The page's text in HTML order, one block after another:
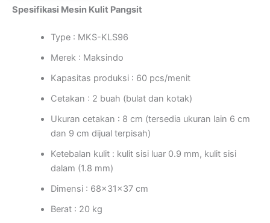
Spesifikasi Mesin Kulit Pangsit
Type : MKS-KLS96
Merek : Maksindo
Kapasitas produksi : 60 pcs/menit
Cetakan : 2 buah (bulat dan kotak)
Ukuran cetakan : 8 cm (tersedia ukuran lain 6 cm
dan 9 cm dijual terpisah)
Ketebalan kulit : kulit sisi luar 0.9 mm, kulit sisi
dalam (1.8 mm)
Dimensi : 68x31x37 cm
Berat : 20 kg